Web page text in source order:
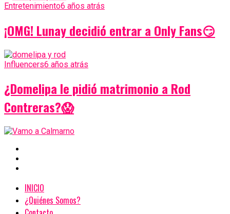
Entretenimiento6 años atrás
¡OMG! Lunay decidió entrar a Only Fans😏
Influencers6 años atrás
¿Domelipa le pidió matrimonio a Rod
Contreras?😱
INICIO
¿Quiénes Somos?